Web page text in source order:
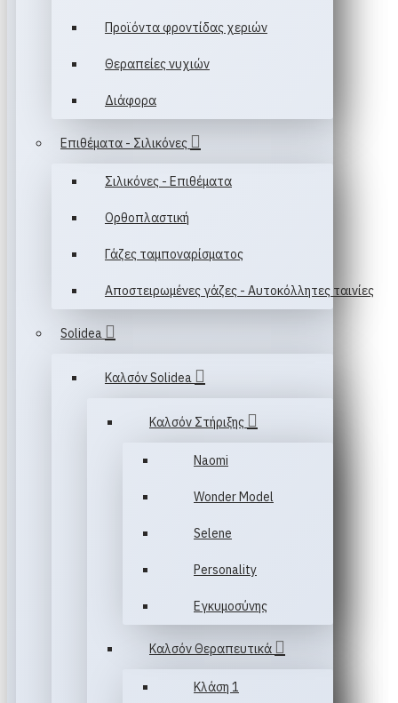
Προϊόντα φροντίδας χεριών
Θεραπείες νυχιών
Διάφορα
Επιθέματα - Σιλικόνες
Σιλικόνες - Επιθέματα
Ορθοπλαστική
Γάζες ταμποναρίσματος
Αποστειρωμένες γάζες - Αυτοκόλλητες ταινίες
Solidea
Καλσόν Solidea
Καλσόν Στήριξης
Naomi
Wonder Model
Selene
Personality
Εγκυμοσύνης
Καλσόν Θεραπευτικά
Κλάση 1